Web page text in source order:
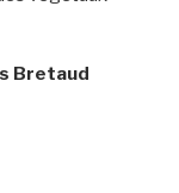
Bretaud